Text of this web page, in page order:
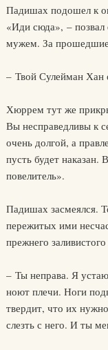
Падишах подошел к
«Иди сюда», –
мужем. За прошедшие
– Твой Сулейман Хан
Хюррем тут же
Вы несправедливы к
очень долгой, а
пусть будет наказан.
повелитель».
Падишах засмеялся.
пережитых ими
прежнего
– Ты неправа. Я
ноют плечи. Ноги
твердит, что их
слезть с него. И ты